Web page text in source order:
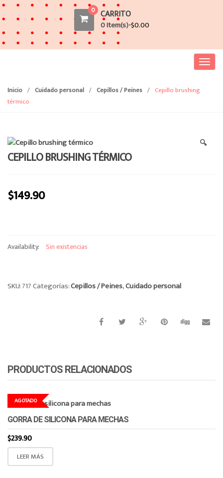
0 CARRITO
0 Item(s)-$0.00
T
a
Inicio / Cuidado personal / Cepillos / Peines / Cepillo brushing
térmico
🔍
CEPILLO BRUSHING TÉRMICO
$149.90
Availability: Sin existencias
SKU:717Categorías:Cepillos / Peines,Cuidado personal
PRODUCTOS RELACIONADOS
AGOTADO
GORRA DE SILICONA PARA MECHAS
$239.90
LEER MÁS